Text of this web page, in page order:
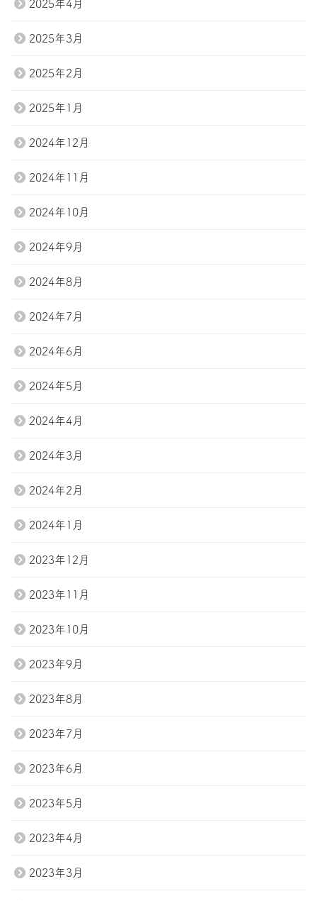
2025年4月
2025年3月
2025年2月
2025年1月
2024年12月
2024年11月
2024年10月
2024年9月
2024年8月
2024年7月
2024年6月
2024年5月
2024年4月
2024年3月
2024年2月
2024年1月
2023年12月
2023年11月
2023年10月
2023年9月
2023年8月
2023年7月
2023年6月
2023年5月
2023年4月
2023年3月